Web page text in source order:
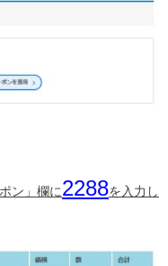
ン」欄に2288を入力し